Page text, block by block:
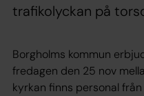
trafikolyckan på
Borgholms kommun
fredagen den 25 nov
kyrkan finns personal